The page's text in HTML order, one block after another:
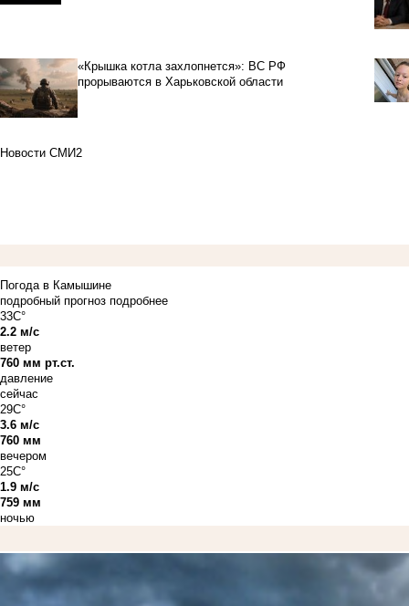
«Крышка котла захлопнется»: ВС РФ
прорываются в Харьковской области
Новости СМИ2
Погода в Камышине
подробный прогноз подробнее
33C°
2.2 м/с
ветер
760 мм рт.ст.
давление
сейчас
29C°
3.6 м/с
760 мм
вечером
25C°
1.9 м/с
759 мм
ночью